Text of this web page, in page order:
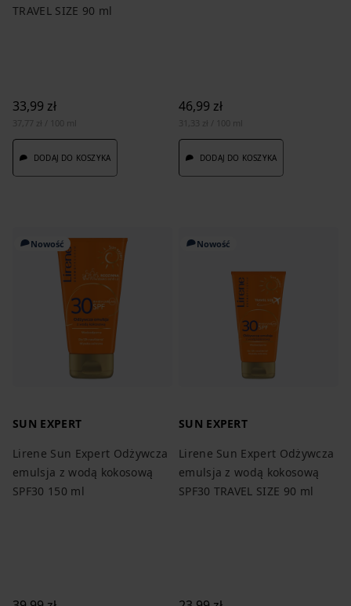
TRAVEL SIZE 90 ml
33,99 zł
37,77 zł / 100 ml
DODAJ DO KOSZYKA
46,99 zł
31,33 zł / 100 ml
DODAJ DO KOSZYKA
Nowość
SUN EXPERT
Lirene Sun Expert Odżywcza
emulsja z wodą kokosową
SPF30 150 ml
Nowość
SUN EXPERT
Lirene Sun Expert Odżywcza
emulsja z wodą kokosową
SPF30 TRAVEL SIZE 90 ml